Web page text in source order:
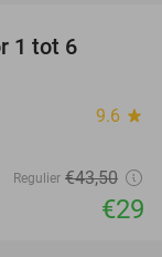
1 tot 6
9.6 star
Regulier €43,50
€29